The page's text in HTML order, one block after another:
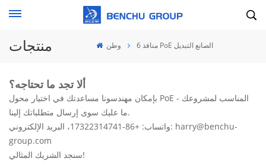
منتجات وطن 6 منافذ PoE الصانع التبديل
ألا تجد ما تحتاجه؟
بإمكان مهندسونا مساعدتك في اختيار محول PoE المناسب لمشروعك -
ما عليك سوى إرسال متطلباتك إلينا.
واتساب: +86-17322314741، البريد الإلكتروني: harry@benchu-
group.com
سنجد الشريك المثالي!